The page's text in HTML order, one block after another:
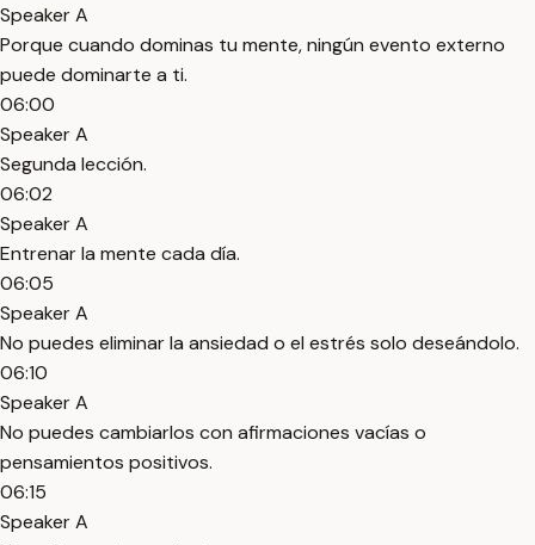
Speaker A
Porque cuando dominas tu mente, ningún evento externo
puede dominarte a ti.
06:00
Speaker A
Segunda lección.
06:02
Speaker A
Entrenar la mente cada día.
06:05
Speaker A
No puedes eliminar la ansiedad o el estrés solo deseándolo.
06:10
Speaker A
No puedes cambiarlos con afirmaciones vacías o
pensamientos positivos.
06:15
Speaker A